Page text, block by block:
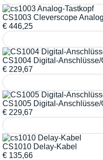
CS1003 Cleverscope
€ 446,25
CS1004 Digital-Anschlüsse/
€ 229,67
CS1005 Digital-Anschlüsse/
€ 229,67
CS1010 Delay-Kabel
€ 135,66